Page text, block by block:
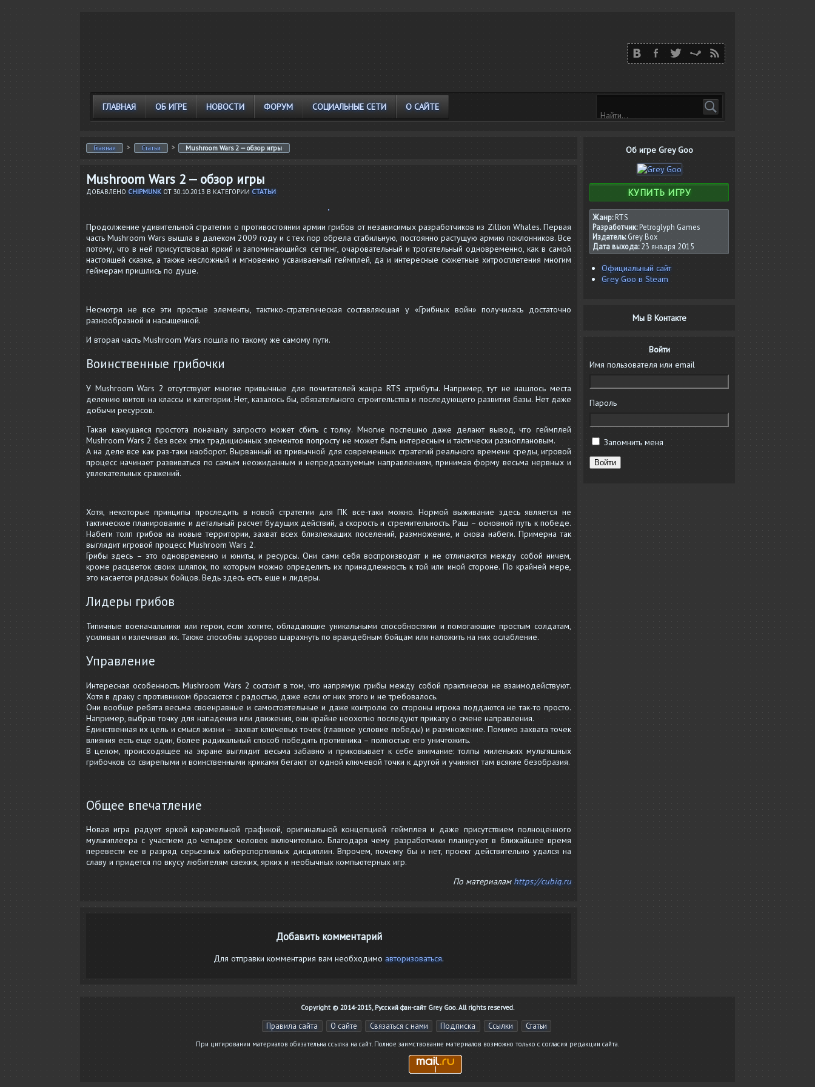
ГЛАВНАЯ ОБ ИГРЕ НОВОСТИ ФОРУМ СОЦИАЛЬНЫЕ СЕТИ О САЙТЕ
Об игре Grey Goo
КУПИТЬ ИГРУ
Жанр:RTS
Разработчик:Petroglyph Games
Издатель:Grey Box
Дата выхода:23 января 2015
Официальный сайт
Grey Goo в Steam
Мы В Контакте
Войти
Имя пользователя или email
Пароль
Запомнить меня
Войти
Главная > Статьи > Mushroom Wars 2 — обзор игры
Mushroom Wars 2 — обзор игры
ДОБАВЛЕНО CHIPMUNK ОТ 30.10.2013 В КАТЕГОРИИ СТАТЬИ
Продолжение удивительной стратегии о противостоянии армии грибов от независимых разработчиков из Zillion Whales. Первая
часть Mushroom Wars вышла в далеком 2009 году и с тех пор обрела стабильную, постоянно растущую армию поклонников. Все
потому, что в ней присутствовал яркий и запоминающийся сеттинг, очаровательный и трогательный одновременно, как в самой
настоящей сказке, а также несложный и мгновенно усваиваемый геймплей, да и интересные сюжетные хитросплетения многим
геймерам пришлись по душе.
Несмотря не все эти простые элементы, тактико-стратегическая составляющая у «Грибных войн» получилась достаточно
разнообразной и насыщенной.
И вторая часть Mushroom Wars пошла по такому же самому пути.
Воинственные грибочки
У Mushroom Wars 2 отсутствуют многие привычные для почитателей жанра RTS атрибуты. Например, тут не нашлось места
делению юитов на классы и категории. Нет, казалось бы, обязательного строительства и последующего развития базы. Нет даже
добычи ресурсов.
Такая кажущаяся простота поначалу запросто может сбить с толку. Многие поспешно даже делают вывод, что геймплей
Mushroom Wars 2 без всех этих традиционных элементов попросту не может быть интересным и тактически разноплановым.
А на деле все как раз-таки наоборот. Вырванный из привычной для современных стратегий реального времени среды, игровой
процесс начинает развиваться по самым неожиданным и непредсказуемым направлениям, принимая форму весьма нервных и
увлекательных сражений.
Хотя, некоторые принципы проследить в новой стратегии для ПК все-таки можно. Нормой выживание здесь является не
тактическое планирование и детальный расчет будущих действий, а скорость и стремительность. Раш – основной путь к победе.
Набеги толп грибов на новые территории, захват всех близлежащих поселений, размножение, и снова набеги. Примерна так
выглядит игровой процесс Mushroom Wars 2.
Грибы здесь – это одновременно и юниты, и ресурсы. Они сами себя воспроизводят и не отличаются между собой ничем,
кроме расцветок своих шляпок, по которым можно определить их принадлежность к той или иной стороне. По крайней мере,
это касается рядовых бойцов. Ведь здесь есть еще и лидеры.
Лидеры грибов
Типичные военачальники или герои, если хотите, обладающие уникальными способностями и помогающие простым солдатам,
усиливая и излечивая их. Также способны здорово шарахнуть по враждебным бойцам или наложить на них ослабление.
Управление
Интересная особенность Mushroom Wars 2 состоит в том, что напрямую грибы между собой практически не взаимодействуют.
Хотя в драку с противником бросаются с радостью, даже если от них этого и не требовалось.
Они вообще ребята весьма своенравные и самостоятельные и даже контролю со стороны игрока поддаются не так-то просто.
Например, выбрав точку для нападения или движения, они крайне неохотно последуют приказу о смене направления.
Единственная их цель и смысл жизни – захват ключевых точек (главное условие победы) и размножение. Помимо захвата точек
влияния есть еще один, более радикальный способ победить противника – полностью его уничтожить.
В целом, происходящее на экране выглядит весьма забавно и приковывает к себе внимание: толпы миленьких мультяшных
грибочков со свирепыми и воинственными криками бегают от одной ключевой точки к другой и учиняют там всякие безобразия.
Общее впечатление
Новая игра радует яркой карамельной графикой, оригинальной концепцией геймплея и даже присутствием полноценного
мультиплеера с участием до четырех человек включительно. Благодаря чему разработчики планируют в ближайшее время
перевести ее в разряд серьезных киберспортивных дисциплин. Впрочем, почему бы и нет, проект действительно удался на
славу и придется по вкусу любителям свежих, ярких и необычных компьютерных игр.
По материаламhttps://cubiq.ru
Добавить комментарий
Для отправки комментария вам необходимо авторизоваться.
Copyright © 2014-2015, Русский фан-сайт Grey Goo. All rights reserved.
Правила сайта О сайте Связаться с нами Подписка Ссылки Статьи
При цитировании материалов обязательна ссылка на сайт. Полное заимствование материалов возможно только с согласия редакции сайта.